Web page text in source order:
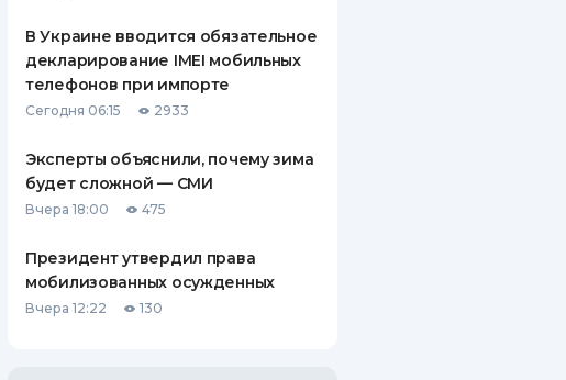
КОНТАКТЫ
В Украине вводится обязательное
декларирование IMEI мобильных
телефонов при импорте
Сегодня 06:15 2933
Эксперты объяснили, почему зима
будет сложной — СМИ
Вчера 18:00 475
Президент утвердил права
мобилизованных осужденных
Вчера 12:22 130